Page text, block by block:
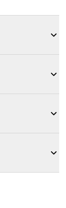



